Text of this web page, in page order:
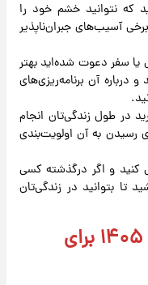
که نتوانید خشم خود را
آسیب‌های جبران‌ناپذیر
یا سفر دعوت شده‌اید بهتر
آن برنامه‌ریزی‌های
در طول زندگی‌تان انجام
رسیدن به آن اولویت‌بندی
کنید و اگر درگذشته کسی
تا بتوانید در زندگی‌تان
فال روزانه در روز ۲۱ خرداد ۱۴۰۵ برای